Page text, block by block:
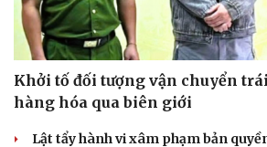
check-in
Cửa sổ
Kể
Hạt
Khởi tố đối tượng vận chuyển
hàng hóa qua biên giới
Lật tẩy hành vi xâm phạm bản